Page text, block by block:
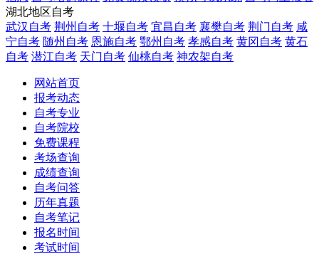
湖北地区自考
武汉自考 荆州自考 十堰自考 宜昌自考 襄樊自考 荆门自考 咸
宁自考 随州自考 恩施自考 鄂州自考 孝感自考 黄冈自考 黄石
自考 潜江自考 天门自考 仙桃自考 神农架自考
网站首页
报考动态
自考专业
自考院校
免费课程
考场查询
成绩查询
自考问答
历年真题
自考笔记
报名时间
考试时间